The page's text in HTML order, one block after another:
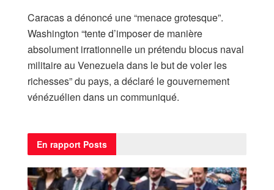
Caracas a dénoncé une “menace grotesque”.
Washington “tente d’imposer de manière
absolument irrationnelle un prétendu blocus naval
militaire au Venezuela dans le but de voler les
richesses” du pays, a déclaré le gouvernement
vénézuélien dans un communiqué.
En rapport Posts